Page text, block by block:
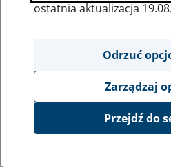
Ukryj wszystkie pozycje
ostatnia aktualizacja
Odrzuć
Zarządzaj
Przejdź do